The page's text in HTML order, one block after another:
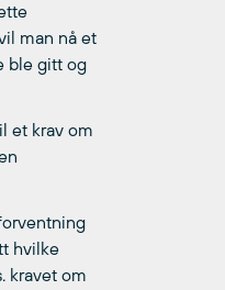
man nå et
ble gitt og
et krav om
hvilke
kravet om